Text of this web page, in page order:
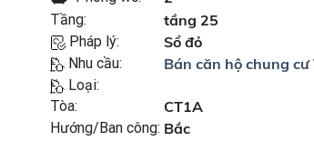
Tầng: tầng 25
Pháp lý: Sổ đỏ
Nhu cầu: Bán căn hộ chung cư
Loại:
Tòa:
CT1A
Hướng/Ban công: Bắc